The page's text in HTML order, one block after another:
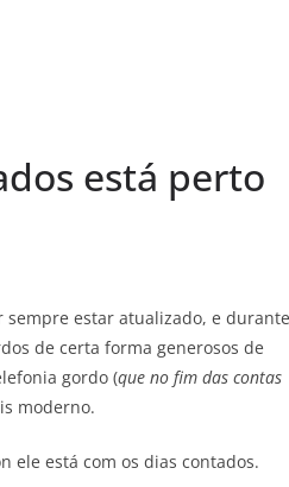
está perto
estar atualizado, e durante
de certa forma generosos de
gordo (que no fim das contas
moderno.
ele está com os dias contados.